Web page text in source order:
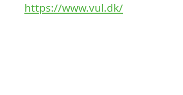
https://www.vul.dk/